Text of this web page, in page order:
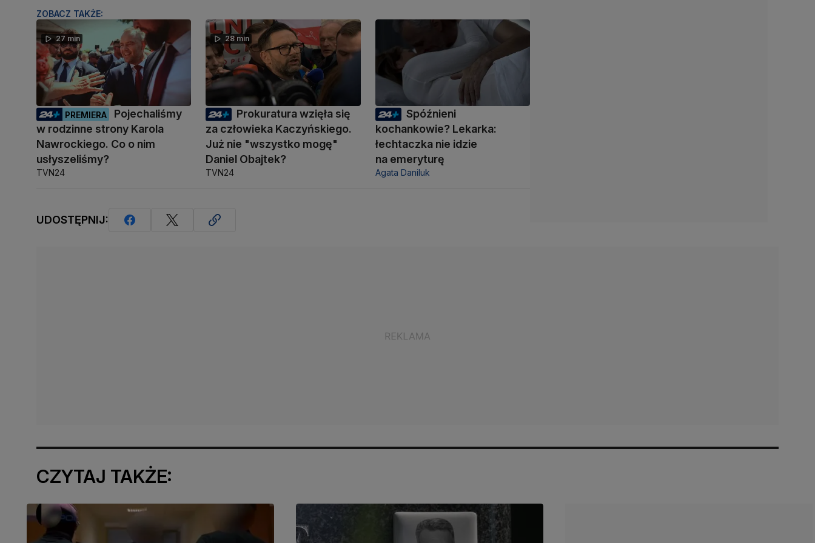
ZOBACZ TAKŻE:
27 min
PREMIERA
Pojechaliśmy
w rodzinne strony Karola
Nawrockiego. Co o nim
usłyszeliśmy?
TVN24
28 min
Prokuratura wzięła się
za człowieka Kaczyńskiego.
Już nie "wszystko mogę"
Daniel Obajtek?
TVN24
Spóźnieni
kochankowie? Lekarka:
łechtaczka nie idzie
na emeryturę
Agata Daniluk
UDOSTĘPNIJ:
CZYTAJ TAKŻE: